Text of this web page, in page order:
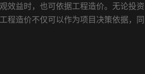
效益时，也可依据工程造价。无论投资
程造价不仅可以作为项目决策依据，同